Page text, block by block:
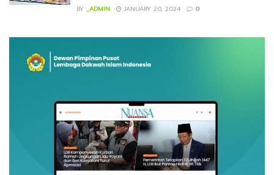
BY _ADMIN JANUARY 20, 2024 0